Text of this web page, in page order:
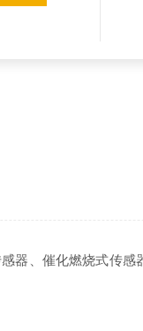
器、催化燃烧式传感